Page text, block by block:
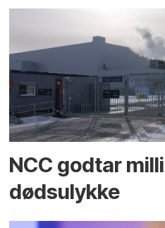
NCC godtar
dødsulykke